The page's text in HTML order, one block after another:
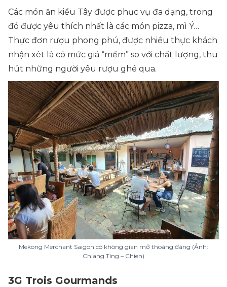
Các món ăn kiểu Tây được phục vụ đa dạng, trong
đó được yêu thích nhất là các món pizza, mì Ý…
Thực đơn rượu phong phú, được nhiều thực khách
nhận xét là có mức giá “mềm” so với chất lượng, thu
hút những người yêu rượu ghé qua.
Mekong Merchant Saigon có không gian mở thoáng đãng (Ảnh:
Chiang Ting – Chien)
3G Trois Gourmands